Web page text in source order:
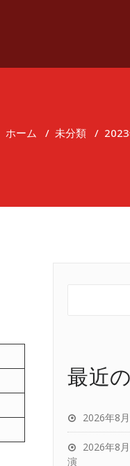
ホーム / 未分類 /
最近
2026年8
2026年8
演